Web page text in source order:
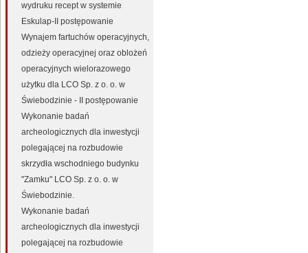
wydruku recept w systemie
Eskulap-II postępowanie
Wynajem fartuchów operacyjnych,
odzieży operacyjnej oraz oblożeń
operacyjnych wielorazowego
użytku dla LCO Sp. z o. o. w
Świebodzinie - II postępowanie
Wykonanie badań
archeologicznych dla inwestycji
polegającej na rozbudowie
skrzydła wschodniego budynku
"Zamku" LCO Sp. z o. o. w
Świebodzinie.
Wykonanie badań
archeologicznych dla inwestycji
polegającej na rozbudowie